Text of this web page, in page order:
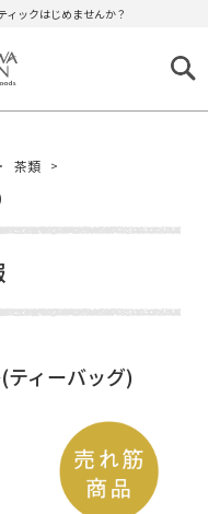
ックはじめませんか？
茶類
ィーバッグ)